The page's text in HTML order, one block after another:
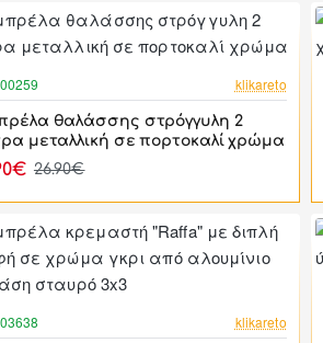
klikareto
θαλάσσης στρόγγυλη 2
μεταλλική σε πορτοκαλί χρώμα
26.90€
klikareto